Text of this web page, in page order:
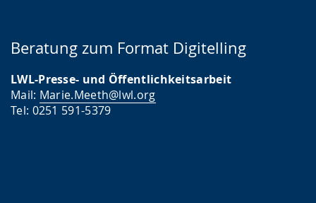
Beratung zum Format Digitelling
LWL-Presse- und Öffentlichkeitsarbeit
Mail: Marie.Meeth@lwl.org
Tel: 0251 591-5379